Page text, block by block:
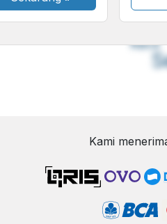
A
Font
Kecil
Kami